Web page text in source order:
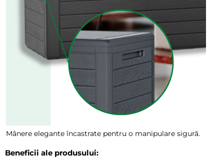
Mânere elegante încastrate pentru o manipulare sigură.
Beneficii ale produsului: